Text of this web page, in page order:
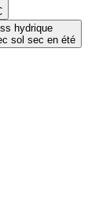
hydrique
sol sec en été